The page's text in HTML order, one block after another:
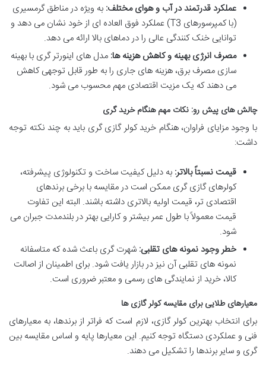
عملکرد قدرتمند در آب و هوای مختلف: به ویژه در مناطق گرمسیری
(با کمپرسورهای T3) عملکرد فوق العاده ای از خود نشان می دهد و
توانایی خنک کنندگی عالی را در دماهای بالا ارائه می دهد.
مصرف انرژی بهینه و کاهش هزینه ها: مدل های اینورتر گری با بهینه
سازی مصرف برق، هزینه های جاری را به طور قابل توجهی کاهش
می دهند که یک مزیت اقتصادی مهم محسوب می شود.
چالش های پیش رو: نکات مهم هنگام خرید گری
با وجود مزایای فراوان، هنگام خرید کولر گازی گری باید به چند نکته توجه
داشت:
قیمت نسبتاً بالاتر: به دلیل کیفیت ساخت و تکنولوژی پیشرفته،
کولرهای گازی گری ممکن است در مقایسه با برخی برندهای
اقتصادی تر، قیمت اولیه بالاتری داشته باشند. البته این تفاوت
قیمت معمولاً با طول عمر بیشتر و کارایی بهتر در بلندمدت جبران می
شود.
خطر وجود نمونه های تقلبی: شهرت گری باعث شده که متاسفانه
نمونه های تقلبی آن نیز در بازار یافت شود. برای اطمینان از اصالت
کالا، خرید از نمایندگی های رسمی و معتبر ضروری است.
معیارهای طلایی برای مقایسه کولر گازی ها
برای انتخاب بهترین کولر گازی، لازم است که فراتر از برندها، به معیارهای
فنی و عملکردی دستگاه توجه کنیم. این معیارها پایه و اساس مقایسه بین
گری و سایر برندها را تشکیل می دهند.